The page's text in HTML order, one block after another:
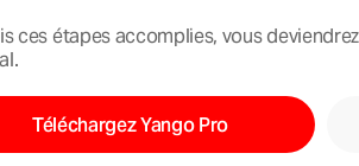
ces étapes accomplies, vous
Téléchargez Yango Pro